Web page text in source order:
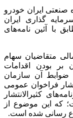
صنعتی ایران خودرو
گذاری ایران
با آئین نامه‌های
متقاضیان سهام
بر بودن اقدامات
ضوابط آن سازمان
فراخوان عمومی
کثیرالانتشار
۱۰/۱۱ کرده است؛ که این موضوع از
رسانی شده است.